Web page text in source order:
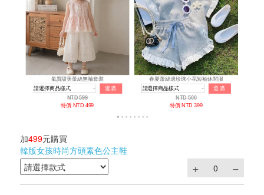
加499元購買
韓版女孩時尚方頭素色公主鞋